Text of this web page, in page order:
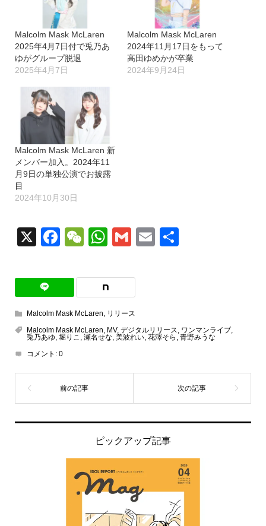
Malcolm Mask McLaren
2025年4月7日付で兎乃あ
ゆがグループ脱退
2025年4月7日
Malcolm Mask McLaren
2024年11月17日をもって
高田ゆめかが卒業
2024年9月24日
Malcolm Mask McLaren 新
メンバー加入。2024年11
月9日の単独公演でお披露
目
2024年10月30日
X Facebook
WeChat
WhatsApp
Gmail
Email
共
Malcolm Mask McLaren
リリース
Malcolm Mask McLaren MV, デジタルリリース ワンマンライブ,
兎乃あゆ, 堀りこ 瀬名せな 美波れい, 花澤そら 青野みうな
コメント: 0
ピックアップ記事